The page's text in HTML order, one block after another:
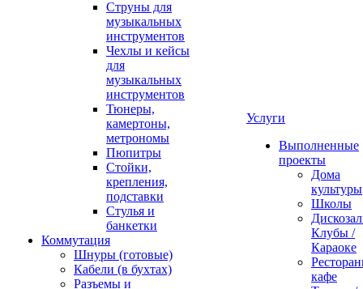
Струны для
музыкальных
инструментов
Чехлы и кейсы
для
музыкальных
инструментов
Тюнеры,
камертоны,
метрономы
Пюпитры
Стойки,
крепления,
подставки
Стулья и
банкетки
Коммутация
Шнуры (готовые)
Кабели (в бухтах)
Разъемы и
Услуги
Выполненные
проекты
Дома
культуры
Школы
Клубы /
Караоке
кафе